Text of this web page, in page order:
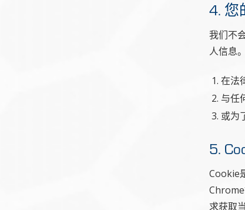
4. 您
我们不
人信息。
在法
与任
或为
5.
Cookie
求获取